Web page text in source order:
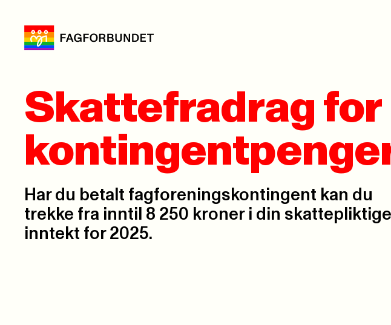
Skattefradrag for
Har du betalt fagforeningskontingent kan du
trekke fra inntil 8 250 kroner i din skattepliktige
inntekt for 2025.